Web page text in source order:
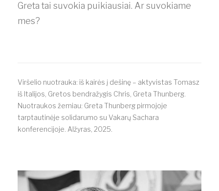
Greta tai suvokia puikiausiai. Ar suvokiame
mes?
Viršelio nuotrauka: iš kairės į dešinę – aktyvistas Tomasz
iš Italijos, Gretos bendražygis Chris, Greta Thunberg.
Nuotraukos žemiau: Greta Thunberg pirmojoje
tarptautinėje solidarumo su Vakarų Sachara
konferencijoje. Alžyras, 2025.